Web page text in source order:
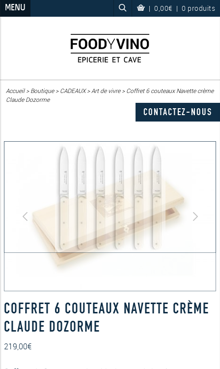
MENU | 0,00€ | 0 produits
Accueil>Boutique>CADEAUX>Art de vivre>Coffret 6 couteaux Navette crème
Claude Dozorme
CONTACTEZ-NOUS
COFFRET 6 COUTEAUX NAVETTE CRÈME
CLAUDE DOZORME
219,00€